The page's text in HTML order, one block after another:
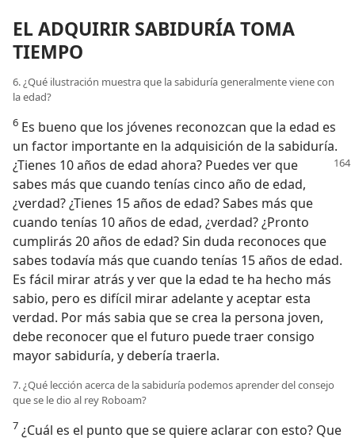
EL ADQUIRIR SABIDURÍA TOMA
TIEMPO
6. ¿Qué ilustración muestra que la sabiduría generalmente viene con
la edad?
6 Es bueno que los jóvenes reconozcan que la edad es
un factor importante en la adquisición de la sabiduría.
¿Tienes 10 años de edad ahora? Puedes ver que
sabes más que cuando tenías cinco año de edad,
¿verdad? ¿Tienes 15 años de edad? Sabes más que
cuando tenías 10 años de edad, ¿verdad? ¿Pronto
cumplirás 20 años de edad? Sin duda reconoces que
sabes todavía más que cuando tenías 15 años de edad.
Es fácil mirar atrás y ver que la edad te ha hecho más
sabio, pero es difícil mirar adelante y aceptar esta
verdad. Por más sabia que se crea la persona joven,
debe reconocer que el futuro puede traer consigo
mayor sabiduría, y debería traerla.
7. ¿Qué lección acerca de la sabiduría podemos aprender del consejo
que se le dio al rey Roboam?
7 ¿Cuál es el punto que se quiere aclarar con esto? Que